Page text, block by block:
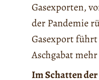
Gasexporten,
der Pandemie
Gasexport führt
Aschgabat
Im Schatten